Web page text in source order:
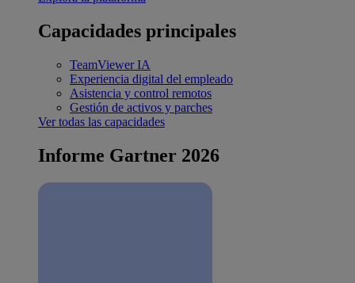
Capacidades principales
TeamViewer IA
Experiencia digital del empleado
Asistencia y control remotos
Gestión de activos y parches
Ver todas las capacidades
Informe Gartner 2026